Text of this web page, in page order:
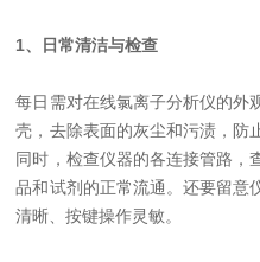
1、日常清洁与检查
每日需对在线氯离子分析仪的外
壳，去除表面的灰尘和污渍，防
同时，检查仪器的各连接管路，
品和试剂的正常流通。还要留意
清晰、按键操作灵敏。